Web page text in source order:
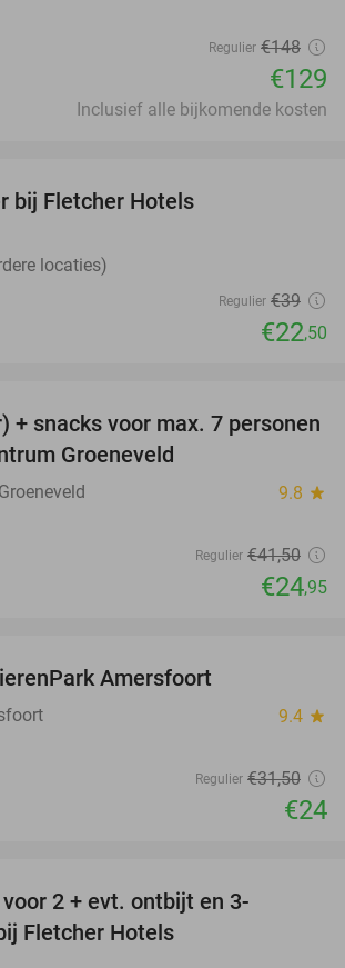
Regulier €148
€129
Inclusief alle bijkomende kosten
bij Fletcher Hotels
locaties)
Regulier €39
€22,50
40%
+ snacks voor max. 7 personen
Groeneveld
9.8 star
Regulier €41,50
€24,95
Amersfoort
9.4 star
Regulier €31,50
€24
2 + evt. ontbijt en 3-
Fletcher Hotels